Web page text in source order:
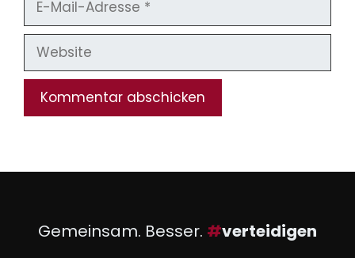
Mail-
Adresse
Website
Gemeinsam. Besser. #verteidigen